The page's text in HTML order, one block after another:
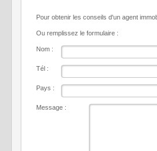
Pour obtenir les conseils d'un agent
Ou remplissez le formulaire :
Nom :
Tél :
Pays :
Message :